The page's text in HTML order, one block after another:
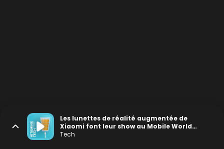
Les lunettes de réalité augmentée de
Xiaomi font leur show au Mobile World
Congress
Tech